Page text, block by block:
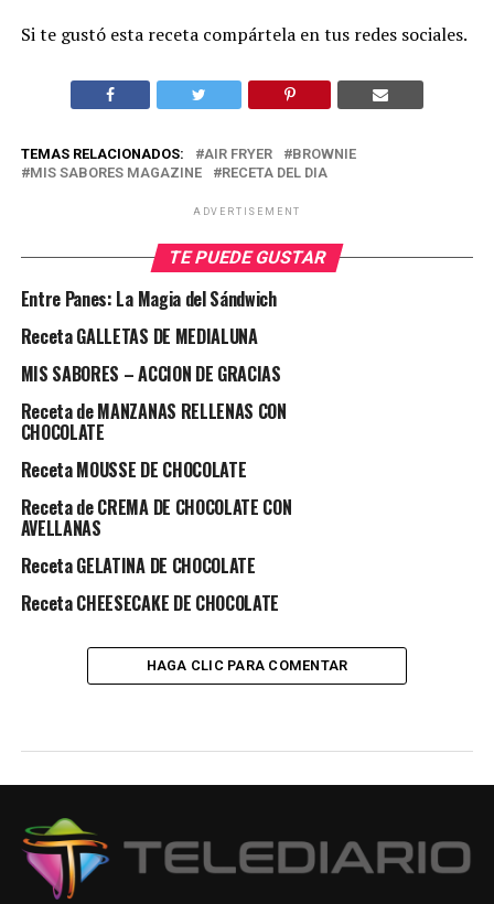
Si te gustó esta receta compártela en tus redes sociales.
TEMAS RELACIONADOS: AIR FRYER
BROWNIE
MIS SABORES MAGAZINE
RECETA DEL DIA
ADVERTISEMENT
TE PUEDE GUSTAR
Entre Panes: La Magia del Sándwich
Receta GALLETAS DE MEDIALUNA
MIS SABORES – ACCION DE GRACIAS
Receta de MANZANAS RELLENAS CON
CHOCOLATE
Receta MOUSSE DE CHOCOLATE
Receta de CREMA DE CHOCOLATE CON
AVELLANAS
Receta GELATINA DE CHOCOLATE
Receta CHEESECAKE DE CHOCOLATE
HAGA CLIC PARA COMENTAR